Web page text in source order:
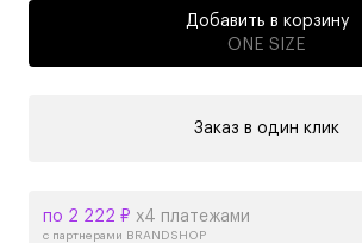
Добавить в корзину
ONE SIZE
Заказ в один клик
по 2 222 ₽ х4 платежами
с партнерами BRANDSHOP